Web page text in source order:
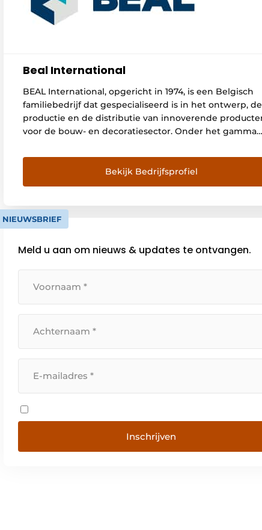
Beal International
BEAL International, opgericht in 1974, is een Belgisch
familiebedrijf dat gespecialiseerd is in het ontwerp, de
productie en de distributie van innoverende
voor de bouw- en decoratiesector. Onder het gamma
vooral de MORTEX® bekledingen van beton cire of
Tadelakt, het product BEALSTONE®, een nieuwe
Granito/Terrazzo , en de
[…]
Bekijk Bedrijfsprofiel
NIEUWSBRIEF
Meld u aan om nieuws & updates te ontvangen.